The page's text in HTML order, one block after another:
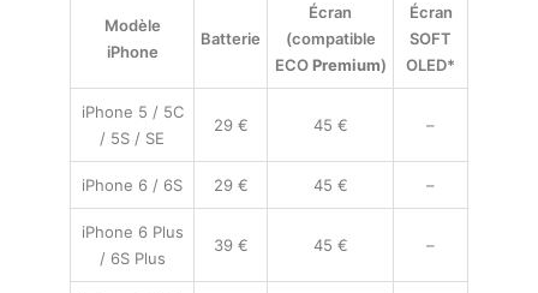
Modèle
iPhone
Batterie
Écran
(compatible
ECOPremium)
Écran
SOFT
OLED*
iPhone 5 / 5C
/ 5S / SE
29 € 45 € –
iPhone 6 / 6S 29 € 45 € –
iPhone 6 Plus
/ 6S Plus
39 € 45 € –